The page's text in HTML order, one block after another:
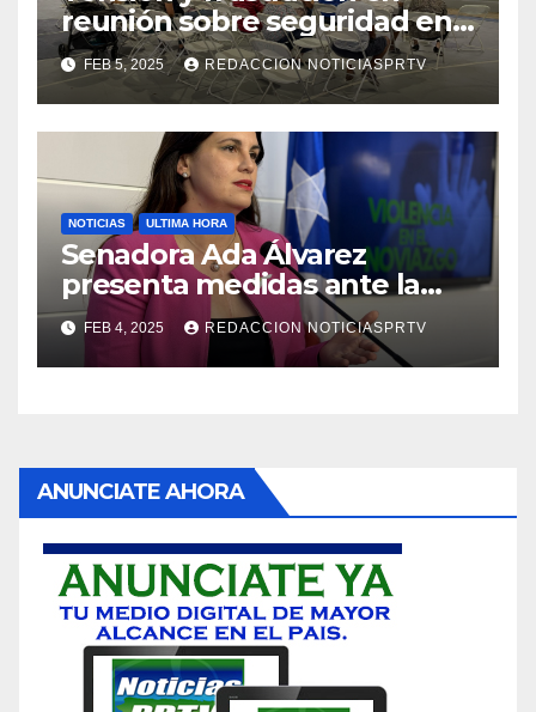
reunión sobre seguridad en
Reparto Metropolitano
FEB 5, 2025 REDACCION NOTICIASPRTV
NOTICIAS ULTIMA HORA
Senadora Ada Álvarez
presenta medidas ante la
violencia en el noviazgo
FEB 4, 2025 REDACCION NOTICIASPRTV
ANUNCIATE AHORA